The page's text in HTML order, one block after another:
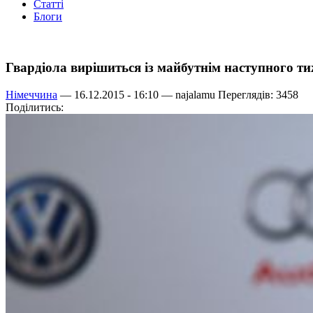
Статті
Блоги
Гвардіола вирішиться із майбутнім наступного
Німеччина — 16.12.2015 - 16:10 — najalamu Переглядів: 3458
Поділитись: